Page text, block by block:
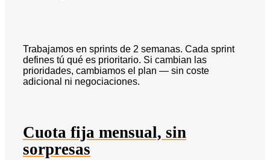
Trabajamos en sprints de 2 semanas. Cada sprint
defines tú qué es prioritario. Si cambian las
prioridades, cambiamos el plan — sin coste
adicional ni negociaciones.
Cuota fija mensual, sin
sorpresas